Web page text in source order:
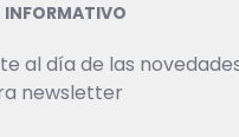
INFORMATIVO
al día de las
newsletter